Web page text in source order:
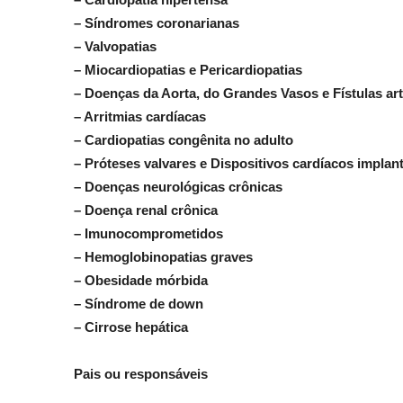
– Síndromes coronarianas
– Valvopatias
– Miocardiopatias e Pericardiopatias
– Doenças da Aorta, do Grandes Vasos e Fístulas
– Arritmias cardíacas
– Cardiopatias congênita no adulto
– Próteses valvares e Dispositivos cardíacos
– Doenças neurológicas crônicas
– Doença renal crônica
– Imunocomprometidos
– Hemoglobinopatias graves
– Obesidade mórbida
– Síndrome de down
– Cirrose hepática
Pais ou responsáveis